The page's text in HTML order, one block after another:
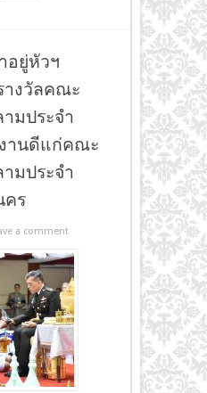
อยู่หัวฯ
างวัลคณะ
มประจำ
านดีแก่คณะ
มประจำ
คร
a comment